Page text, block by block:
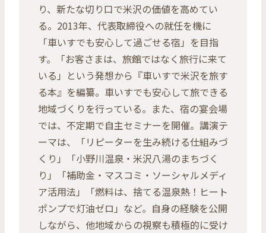
り、新たな切り口で米沢の価値を高めてい
る。2013年、代表取締役への就任を機に
「車いすでも安心して過ごせる宿」を目指
す。「お客さまは、旅館ではなく旅行に来て
いる」という発想から『車いすで米沢を旅す
る本』を編纂。車いすでも安心して旅できる
地域づくりを行っている。また、宿の宴会場
では、不定期で自主セミナーを開催。講演テ
ーマは、「リピーターを生み続ける仕組みづ
くり」「小野川温泉・米沢八湯のまちづく
り」「補助金・マスコミ・ソーシャルメディ
ア活用法」「燃料は、捨てる温泉熱！ヒート
ポンプで灯油ゼロ」など。自身の経験を公開
しながら、他地域からの視察も積極的に受け